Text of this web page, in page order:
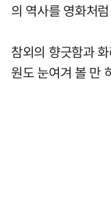
의 역사를 영화처
참외의 향긋함과
원도 눈여겨 볼 만